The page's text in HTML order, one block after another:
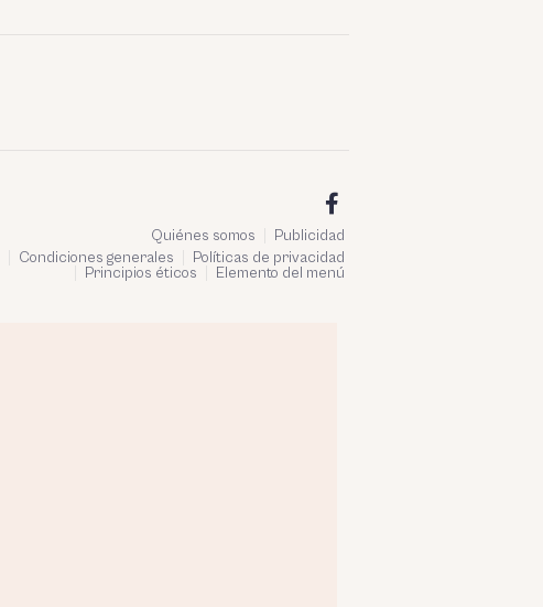
Quiénes somos
Publicidad
Condiciones generales
Políticas de privacidad
Principios éticos
Elemento del menú